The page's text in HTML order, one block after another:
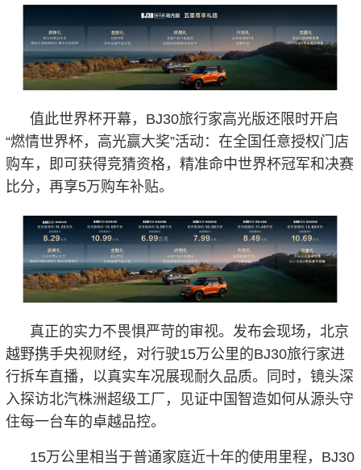
值此世界杯开幕，BJ30旅行家高光版还限时开启
“燃情世界杯，高光赢大奖”活动：在全国任意授权门店
购车，即可获得竞猜资格，精准命中世界杯冠军和决赛
比分，再享5万购车补贴。
真正的实力不畏惧严苛的审视。发布会现场，北京
越野携手央视财经，对行驶15万公里的BJ30旅行家进
行拆车直播，以真实车况展现耐久品质。同时，镜头深
入探访北汽株洲超级工厂，见证中国智造如何从源头守
住每一台车的卓越品控。
15万公里相当于普通家庭近十年的使用里程，BJ30